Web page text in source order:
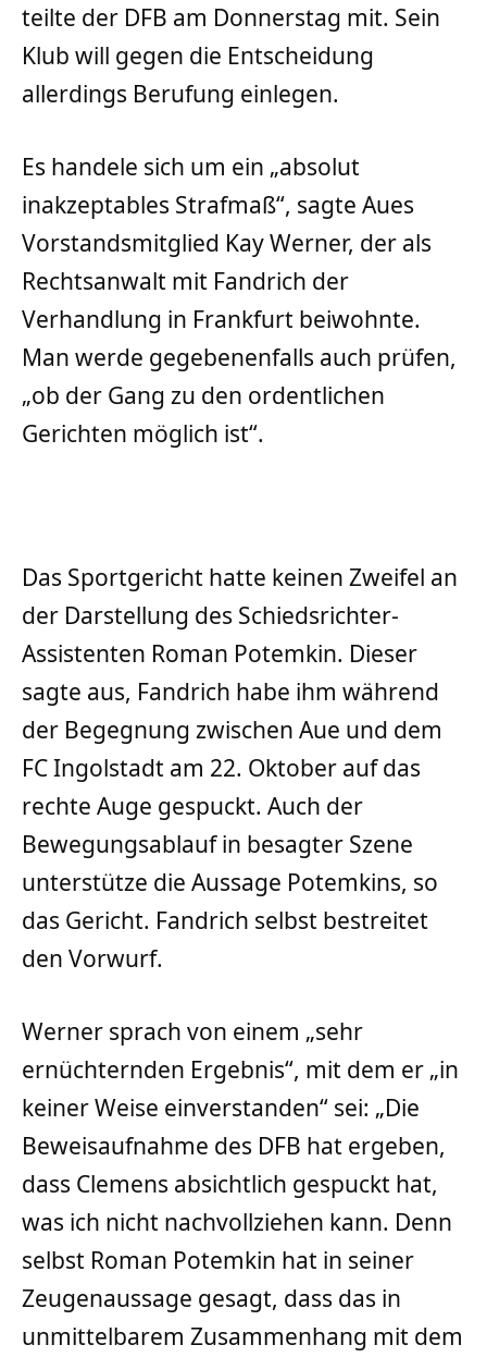
teilte der DFB am Donnerstag mit. Sein
Klub will gegen die Entscheidung
allerdings Berufung einlegen.
Es handele sich um ein „absolut
inakzeptables Strafmaß“, sagte Aues
Vorstandsmitglied Kay Werner, der als
Rechtsanwalt mit Fandrich der
Verhandlung in Frankfurt beiwohnte.
Man werde gegebenenfalls auch prüfen,
„ob der Gang zu den ordentlichen
Gerichten möglich ist“.
Das Sportgericht hatte keinen Zweifel an
der Darstellung des Schiedsrichter-
Assistenten Roman Potemkin. Dieser
sagte aus, Fandrich habe ihm während
der Begegnung zwischen Aue und dem
FC Ingolstadt am 22. Oktober auf das
rechte Auge gespuckt. Auch der
Bewegungsablauf in besagter Szene
unterstütze die Aussage Potemkins, so
das Gericht. Fandrich selbst bestreitet
den Vorwurf.
Werner sprach von einem „sehr
ernüchternden Ergebnis“, mit dem er „in
keiner Weise einverstanden“ sei: „Die
Beweisaufnahme des DFB hat ergeben,
dass Clemens absichtlich gespuckt hat,
was ich nicht nachvollziehen kann. Denn
selbst Roman Potemkin hat in seiner
Zeugenaussage gesagt, dass das in
unmittelbarem Zusammenhang mit dem